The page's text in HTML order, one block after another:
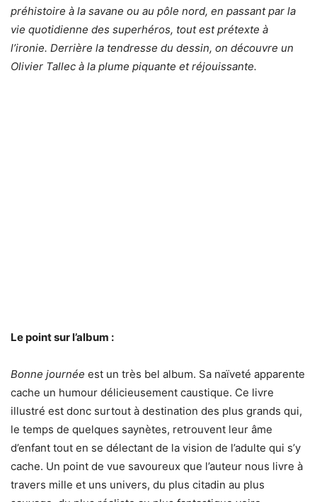
préhistoire à la savane ou au pôle nord, en passant par la
vie quotidienne des superhéros, tout est prétexte à
l’ironie. Derrière la tendresse du dessin, on découvre un
Olivier Tallec à la plume piquante et réjouissante.
Le point sur l’album :
Bonne journée est un très bel album. Sa naïveté apparente
cache un humour délicieusement caustique. Ce livre
illustré est donc surtout à destination des plus grands qui,
le temps de quelques saynètes, retrouvent leur âme
d’enfant tout en se délectant de la vision de l’adulte qui s’y
cache. Un point de vue savoureux que l’auteur nous livre à
travers mille et uns univers, du plus citadin au plus